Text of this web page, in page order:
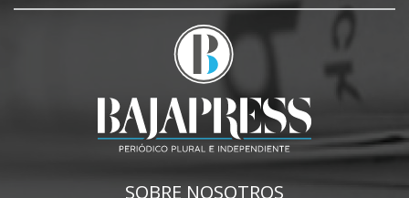
SOBRE NOSOTROS